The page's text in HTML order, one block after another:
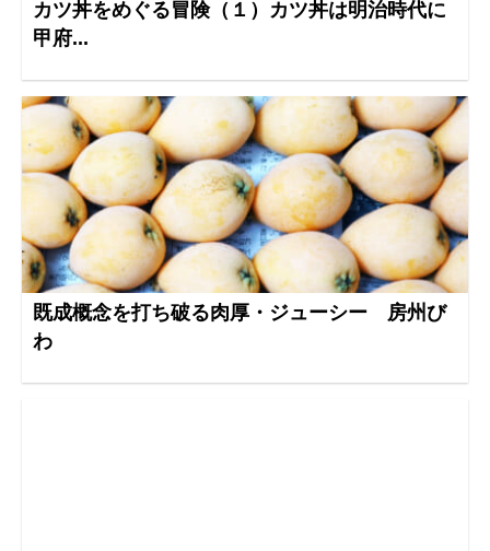
カツ丼をめぐる冒険（１）カツ丼は明治時代に
甲府...
既成概念を打ち破る肉厚・ジューシー 房州び
わ